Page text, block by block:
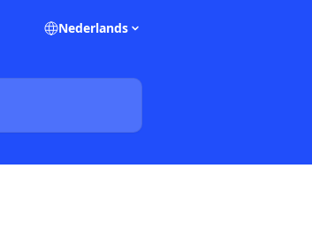
Nederlands